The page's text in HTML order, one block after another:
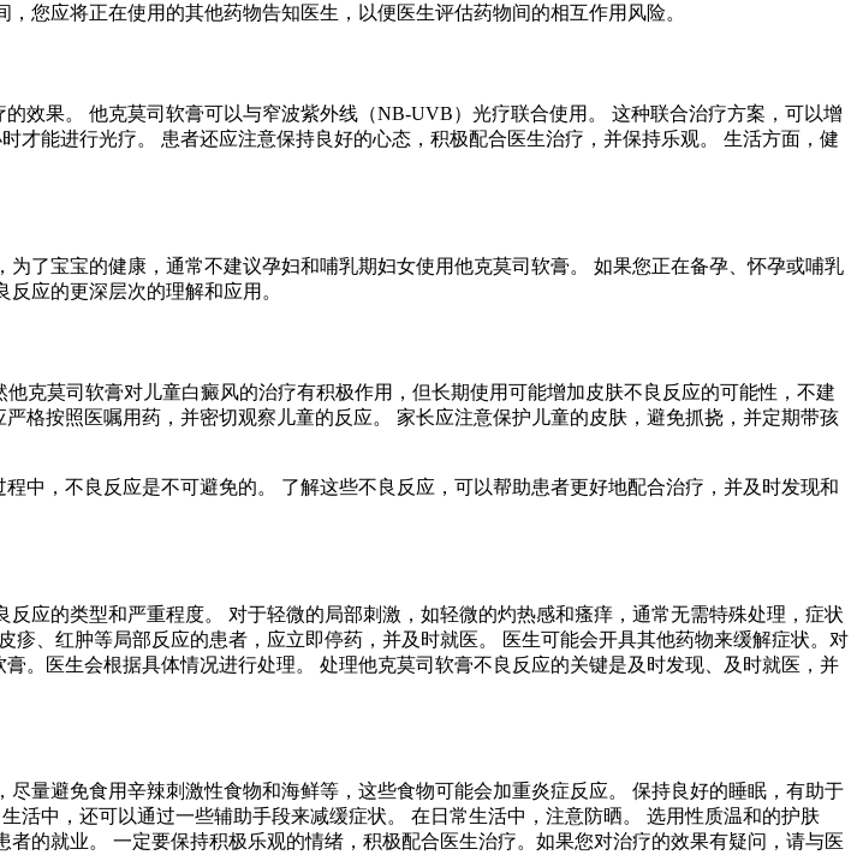
您应将正在使用的其他药物告知医生，以便医生评估药物间的相互作用风险。
效果。 他克莫司软膏可以与窄波紫外线（NB-UVB）光疗联合使用。 这种联合治疗方案，可以增
能进行光疗。 患者还应注意保持良好的心态，积极配合医生治疗，并保持乐观。 生活方面，健
了宝宝的健康，通常不建议孕妇和哺乳期妇女使用他克莫司软膏。 如果您正在备孕、怀孕或哺乳
应的更深层次的理解和应用。
克莫司软膏对儿童白癜风的治疗有积极作用，但长期使用可能增加皮肤不良反应的可能性，不建
格按照医嘱用药，并密切观察儿童的反应。 家长应注意保护儿童的皮肤，避免抓挠，并定期带孩
中，不良反应是不可避免的。 了解这些不良反应，可以帮助患者更好地配合治疗，并及时发现和
应的类型和严重程度。 对于轻微的局部刺激，如轻微的灼热感和瘙痒，通常无需特殊处理，症状
、红肿等局部反应的患者，应立即停药，并及时就医。 医生可能会开具其他药物来缓解症状。对
。医生会根据具体情况进行处理。 处理他克莫司软膏不良反应的关键是及时发现、及时就医，并
量避免食用辛辣刺激性食物和海鲜等，这些食物可能会加重炎症反应。 保持良好的睡眠，有助于
中，还可以通过一些辅助手段来减缓症状。 在日常生活中，注意防晒。 选用性质温和的护肤
的就业。 一定要保持积极乐观的情绪，积极配合医生治疗。如果您对治疗的效果有疑问，请与医